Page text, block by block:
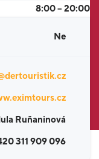
8:00 – 20:00
Ne
Ruňaninová
311 909 096